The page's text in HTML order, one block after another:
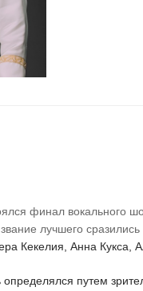
финал вокального
звание лучшего
Кекелия, Анна Кукса,
путем